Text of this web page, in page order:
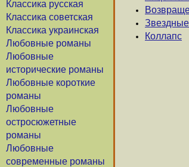
Классика русская
Классика советская
Классика украинская
Любовные романы
Любовные
исторические романы
Любовные короткие
романы
Любовные
остросюжетные
романы
Любовные
современные романы
Коллапс